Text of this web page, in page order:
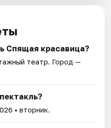
Спящая красавица?
театр. Город —
• вторник.